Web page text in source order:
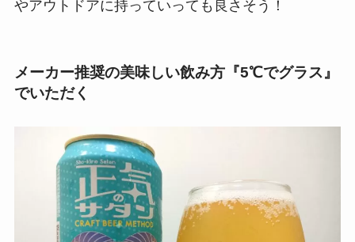
やアウトドアに持っていっても良さそう！
メーカー推奨の美味しい飲み方『5℃でグラス』
でいただく